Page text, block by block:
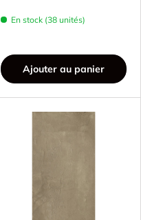
En stock (38 unités)
Ajouter au panier